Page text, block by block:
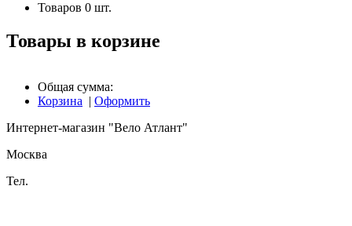
Товаров 0 шт.
Товары в корзине
Общая сумма:
Корзина | Оформить
Интернет-магазин "Вело Атлант"
Москва
Тел.